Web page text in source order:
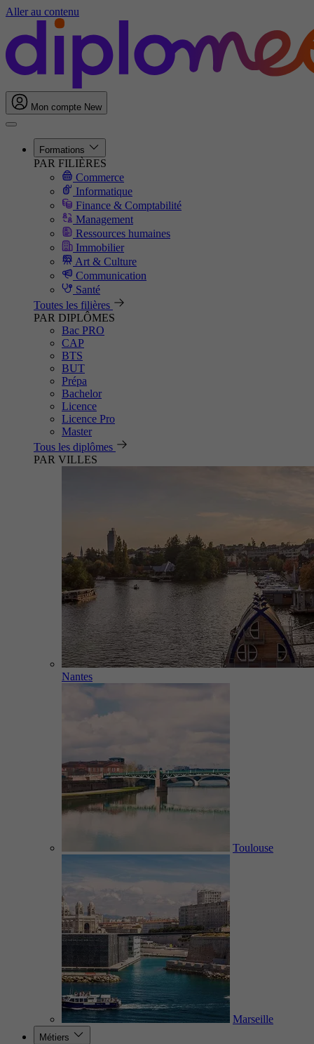
Aller au contenu
Mon compte New
Formations
PAR FILIÈRES
Commerce
Informatique
Finance & Comptabilité
Management
Ressources humaines
Immobilier
Art & Culture
Communication
Santé
Toutes les filières
PAR DIPLÔMES
Bac PRO
CAP
BTS
BUT
Prépa
Bachelor
Licence
Licence Pro
Master
Tous les diplômes
PAR VILLES
Nantes
Toulouse
Marseille
Métiers